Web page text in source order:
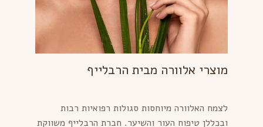
מוצרי אלוורה מבית הרבלייף
לצמח האלוורה מיוחסות סגולות רפואיות רבות
ובכללן טיפוח העור והשיער. חברת הרבלייף משווקת